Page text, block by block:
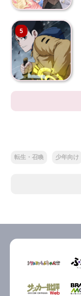
5
転生・召喚 少年向け